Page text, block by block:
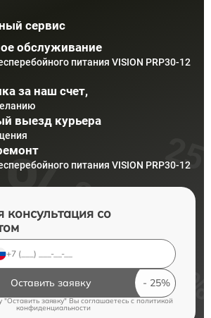
сервис
обслуживание
питания VISION PRP30-12
за наш счет,
выезд курьера
питания VISION PRP30-12
консультация со
Оставить заявку
"Оставить заявку" Вы соглашаетесь cполитикой
конфиденциальности